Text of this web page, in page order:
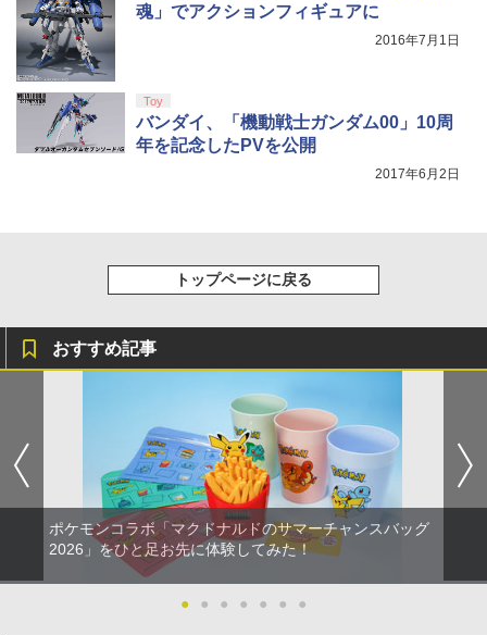
魂」でアクションフィギュアに
2016年7月1日
Toy
バンダイ、「機動戦士ガンダム00」10周
年を記念したPVを公開
2017年6月2日
トップページに戻る
おすすめ記事
ポケモンコラボ「マクドナルドのサマーチャンスバッグ
2026」をひと足お先に体験してみた！
● ● ● ● ● ● ●